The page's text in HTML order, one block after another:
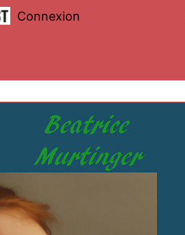
Connexion